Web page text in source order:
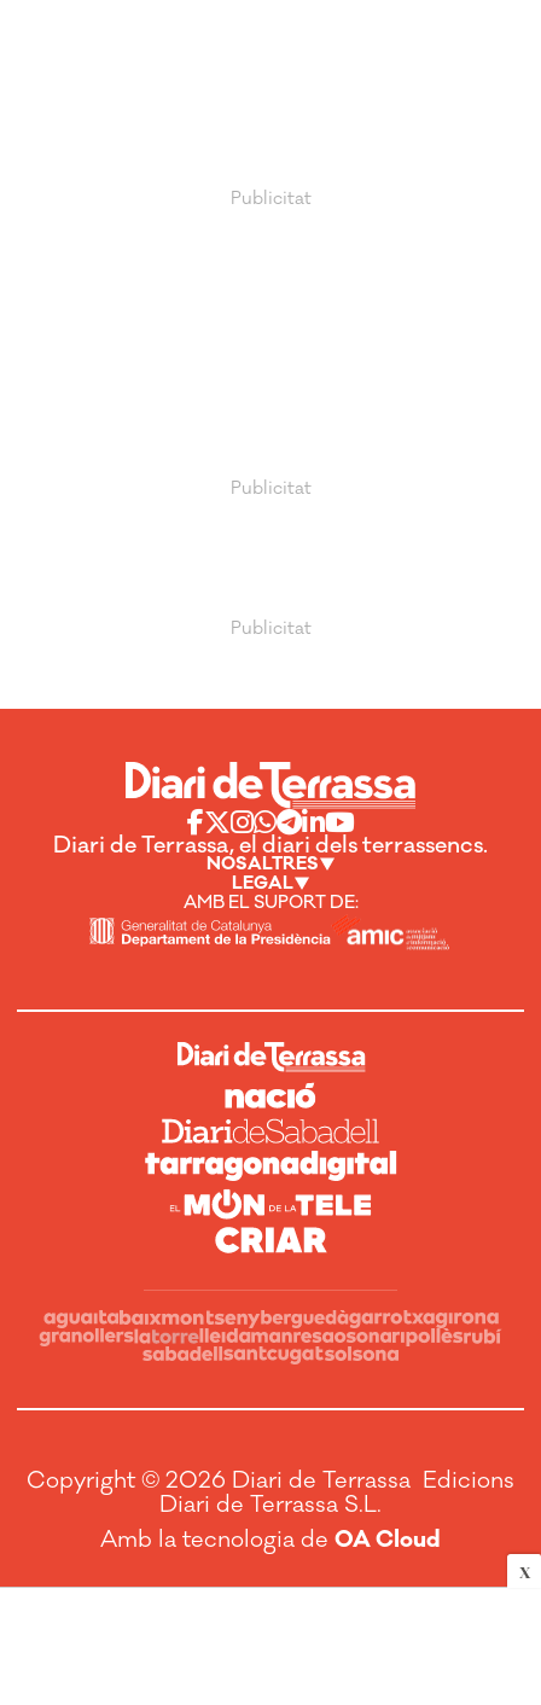
X
Diari de Terrassa, el diari dels terrassencs.
NOSALTRES
LEGAL
AMB EL SUPORT DE:
Copyright © 2026 Diari de Terrassa Edicions
Diari de Terrassa S.L.
Amb la tecnologia de OA Cloud